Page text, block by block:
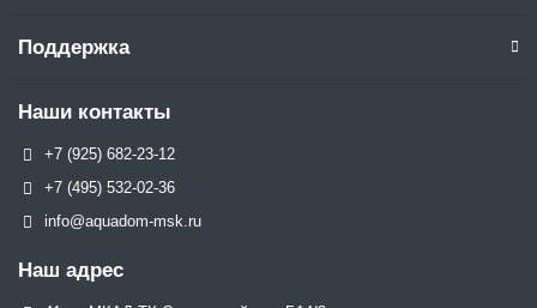
Поддержка
Наши контакты
+7 (925) 682-23-12
+7 (495) 532-02-36
info@aquadom-msk.ru
Наш адрес